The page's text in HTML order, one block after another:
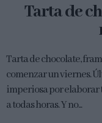
Tarta de
Tarta de chocolate,
comenzar un viernes.
imperiosa por elaborar
a todas horas. Y no...